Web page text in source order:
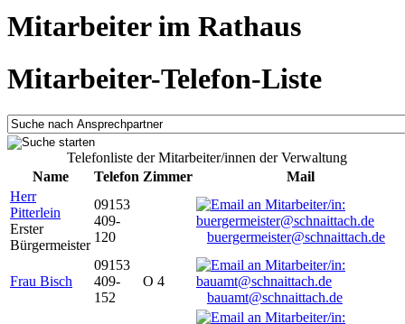
Mitarbeiter im Rathaus
Mitarbeiter-Telefon-Liste
Telefonliste der Mitarbeiter/innen der Verwaltung
Name
Telefon Zimmer
Mail
Herr
Pitterlein
Erster
Bürgermeister
09153
409-
120
buergermeister@schnaittach.de
Frau Bisch
09153
409-
152
O 4
bauamt@schnaittach.de